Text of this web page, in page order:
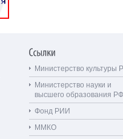
Министерство культуры
Министерство науки и
высшего образования РФ
Фонд РИИ
ММКО